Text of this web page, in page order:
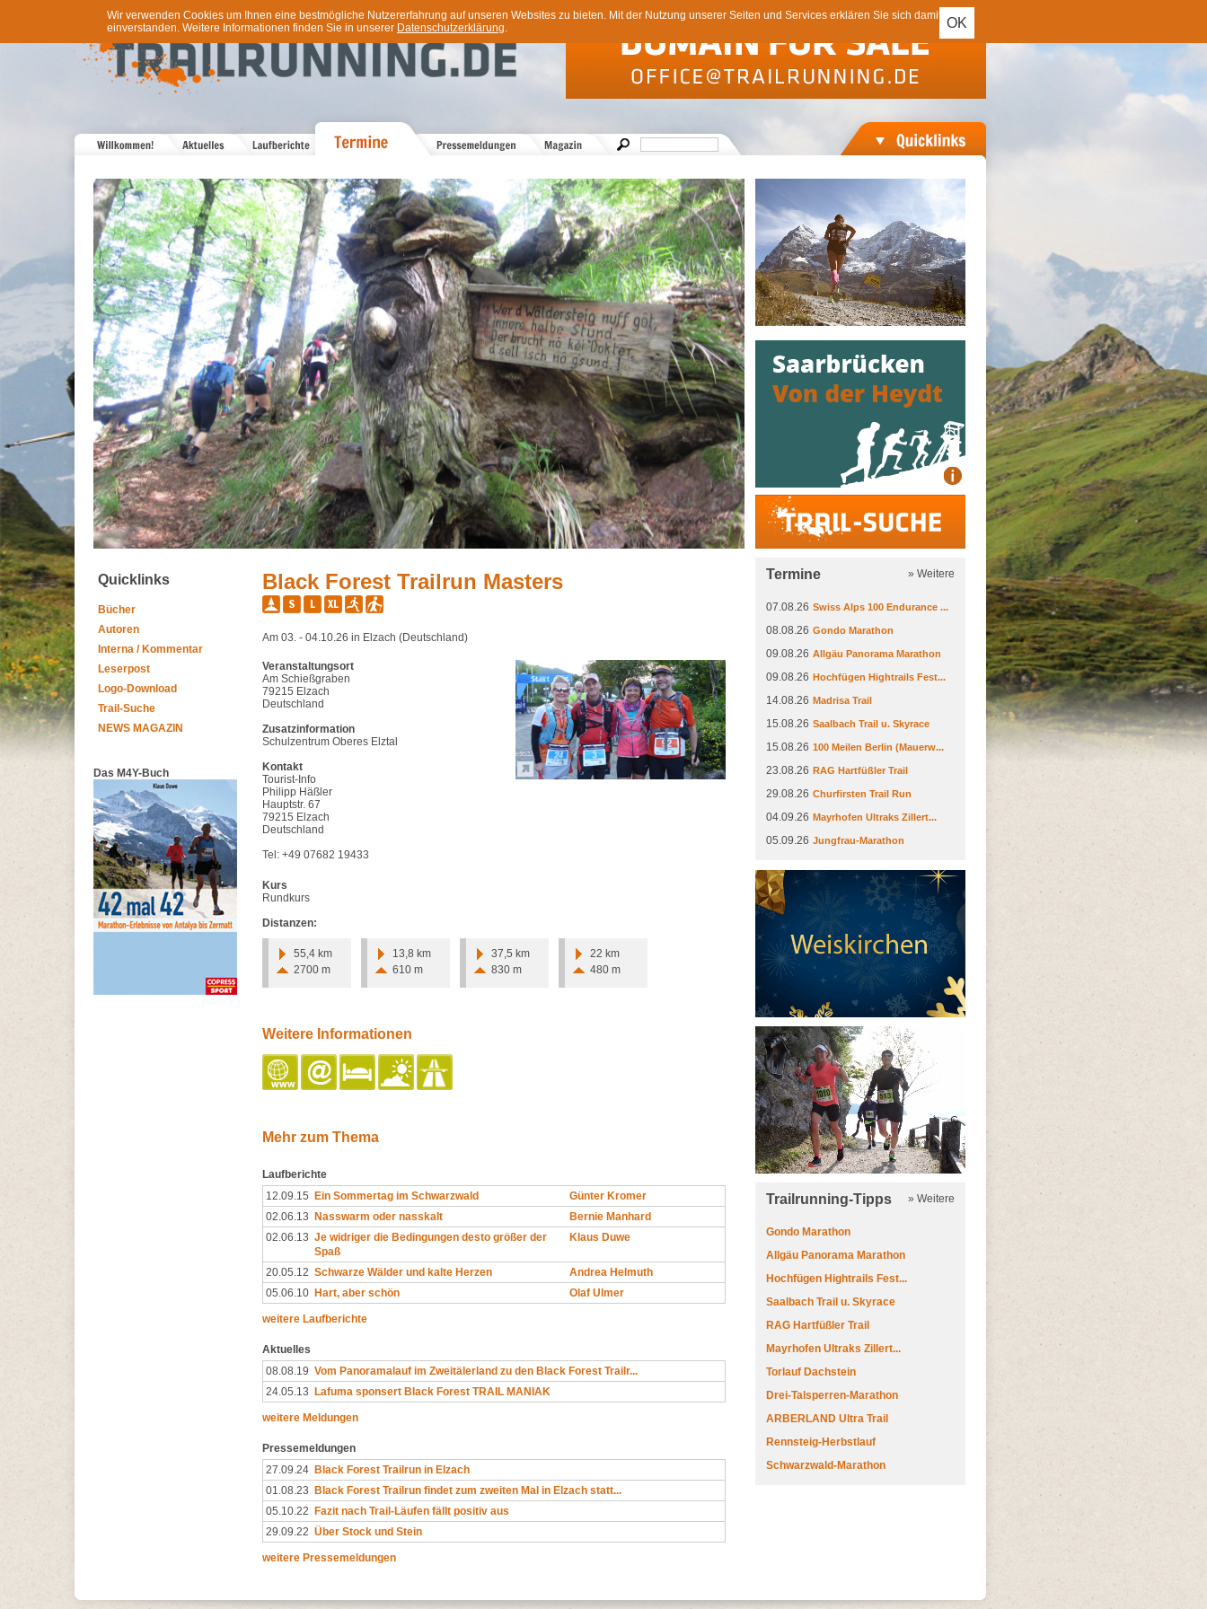
OK
Wir verwenden Cookies um Ihnen eine bestmögliche Nutzererfahrung auf unseren Websites zu bieten. Mit der Nutzung unserer Seiten und Services erklären Sie sich damit
einverstanden. Weitere Informationen finden Sie in unserer Datenschutzerklärung.
Trail-Suche
Quicklinks
Bücher
Autoren
Interna / Kommentar
Leserpost
Logo-Download
Trail-Suche
NEWS MAGAZIN
Das M4Y-Buch
Black Forest Trailrun Masters
Am 03. - 04.10.26 in Elzach (Deutschland)
Veranstaltungsort
Am Schießgraben
79215 Elzach
Deutschland
Zusatzinformation
Schulzentrum Oberes Elztal
Kontakt
Tourist-Info
Philipp Häßler
Hauptstr. 67
79215 Elzach
Deutschland
Tel: +49 07682 19433
Kurs
Rundkurs
Distanzen:
55,4 km
2700 m
13,8 km
610 m
37,5 km
830 m
22 km
480 m
Weitere Informationen
Mehr zum Thema
Laufberichte
12.09.15 Ein Sommertag im Schwarzwald
Günter Kromer
02.06.13 Nasswarm oder nasskalt
Bernie Manhard
02.06.13 Je widriger die Bedingungen desto größer der
Spaß
Klaus Duwe
20.05.12 Schwarze Wälder und kalte Herzen
Andrea Helmuth
05.06.10 Hart, aber schön Olaf Ulmer
weitere Laufberichte
Aktuelles
08.08.19 Vom Panoramalauf im Zweitälerland zu den Black Forest Trailr...
24.05.13 Lafuma sponsert Black Forest TRAIL MANIAK
weitere Meldungen
Pressemeldungen
27.09.24 Black Forest Trailrun in Elzach
01.08.23 Black Forest Trailrun findet zum zweiten Mal in Elzach statt...
05.10.22 Fazit nach Trail-Läufen fällt positiv aus
29.09.22 Über Stock und Stein
weitere Pressemeldungen
Termine » Weitere
07.08.26 Swiss Alps 100 Endurance ...
08.08.26 Gondo Marathon
09.08.26 Allgäu Panorama Marathon
09.08.26 Hochfügen Hightrails Fest...
14.08.26 Madrisa Trail
15.08.26 Saalbach Trail u. Skyrace
15.08.26 100 Meilen Berlin (Mauerw...
23.08.26 RAG Hartfüßler Trail
29.08.26 Churfirsten Trail Run
04.09.26 Mayrhofen Ultraks Zillert...
05.09.26 Jungfrau-Marathon
Trailrunning-Tipps » Weitere
Gondo Marathon
Allgäu Panorama Marathon
Hochfügen Hightrails Fest...
Saalbach Trail u. Skyrace
RAG Hartfüßler Trail
Mayrhofen Ultraks Zillert...
Torlauf Dachstein
Drei-Talsperren-Marathon
ARBERLAND Ultra Trail
Rennsteig-Herbstlauf
Schwarzwald-Marathon